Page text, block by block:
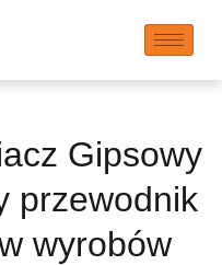
Gipsowy
przewodnik
wyrobów